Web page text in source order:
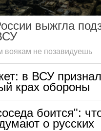
выжгла
воякам не позавидуешь
в ВСУ
крах обороны
боится":
о русских